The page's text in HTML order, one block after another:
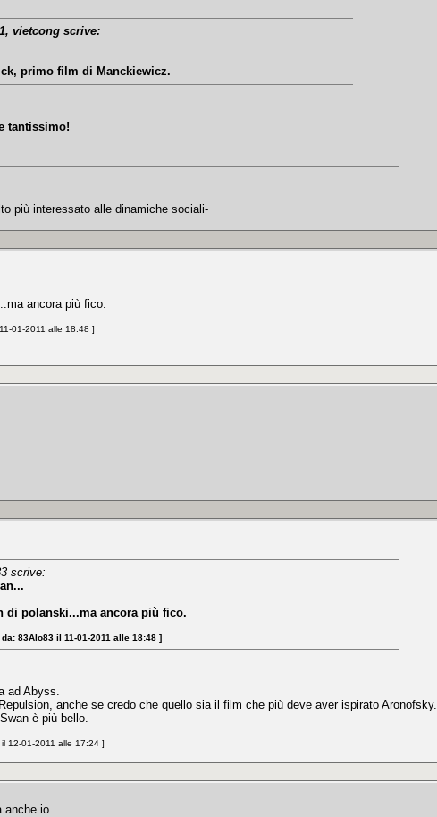
vietcong scrive:
primo film di Manckiewicz.
tantissimo!
più interessato alle dinamiche sociali-
ancora più fico.
01-2011 alle 18:48 ]
scrive:
di polanski...ma ancora più fico.
83Alo83 il 11-01-2011 alle 18:48 ]
ad Abyss.
anche se credo che quello sia il film che più deve aver ispirato Aronofsky.
è più bello.
12-01-2011 alle 17:24 ]
anche io.